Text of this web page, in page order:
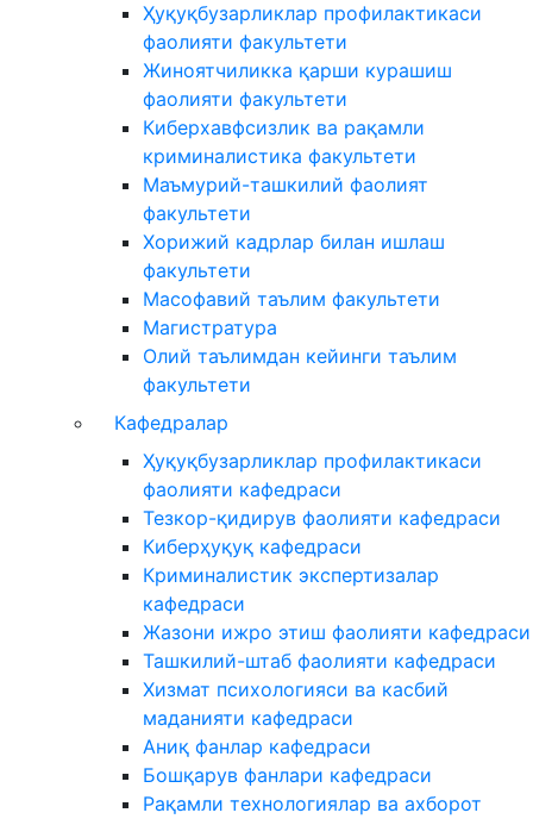
Ҳуқуқбузарликлар профилактикаси
фаолияти факультети
Жиноятчиликка қарши курашиш
фаолияти факультети
Киберхавфсизлик ва рақамли
криминалистика факультети
Маъмурий-ташкилий фаолият
факультети
Хорижий кадрлар билан ишлаш
факультети
Масофавий таълим факультети
Магистратура
Олий таълимдан кейинги таълим
факультети
Кафедралар
Ҳуқуқбузарликлар профилактикаси
фаолияти кафедраси
Тезкор-қидирув фаолияти кафедраси
Киберҳуқуқ кафедраси
Криминалистик экспертизалар
кафедраси
Жазони ижро этиш фаолияти кафедраси
Ташкилий-штаб фаолияти кафедраси
Хизмат психологияси ва касбий
маданияти кафедраси
Аниқ фанлар кафедраси
Бошқарув фанлари кафедраси
Рақамли технологиялар ва ахборот